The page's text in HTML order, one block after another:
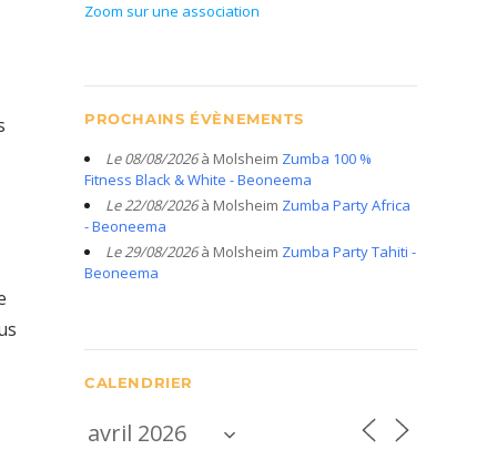
Zoom sur une association
PROCHAINS ÉVÈNEMENTS
Le 08/08/2026à Molsheim Zumba 100 %
Fitness Black & White - Beoneema
Le 22/08/2026à Molsheim Zumba Party Africa
- Beoneema
Le 29/08/2026à Molsheim Zumba Party Tahiti -
Beoneema
CALENDRIER